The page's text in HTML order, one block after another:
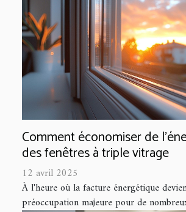
Comment économiser de
des fenêtres à triple vitrage
12 avril 2025
À l'heure où la facture énergétique
préoccupation majeure pour de